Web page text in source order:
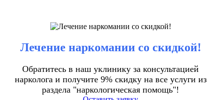
Лечение наркомании со скидкой!
Обратитесь в наш уклинику за консультацией
нарколога и получите 9% скидку на все услуги из
раздела "наркологическая помощь"!